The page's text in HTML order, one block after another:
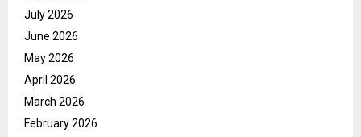
July 2026
June 2026
May 2026
April 2026
March 2026
February 2026